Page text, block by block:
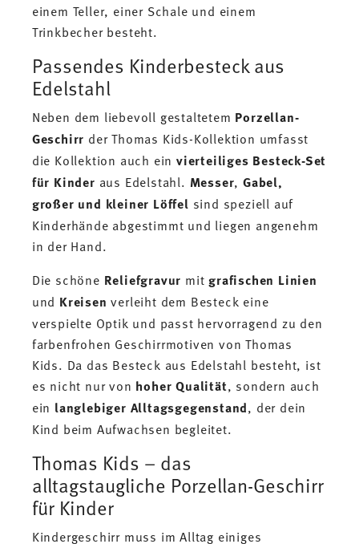
einem Teller, einer Schale und einem
Trinkbecher besteht.
Passendes Kinderbesteck aus
Edelstahl
Neben dem liebevoll gestaltetem Porzellan-
Geschirr der Thomas Kids-Kollektion umfasst
die Kollektion auch einvierteiliges Besteck-Set
für Kinder aus Edelstahl. Messer,Gabel,
großer und kleiner Löffel sind speziell auf
Kinderhände abgestimmt und liegen angenehm
in der Hand.
Die schöne Reliefgravur mitgrafischen Linien
und Kreisenverleiht dem Besteck eine
verspielte Optik und passt hervorragend zu den
farbenfrohen Geschirrmotiven von Thomas
Kids. Da das Besteck aus Edelstahl besteht, ist
es nicht nur von hoher Qualität, sondern auch
ein langlebiger Alltagsgegenstand, der dein
Kind beim Aufwachsen begleitet.
Thomas Kids – das
alltagstaugliche Porzellan-Geschirr
für Kinder
Kindergeschirr muss im Alltag einiges